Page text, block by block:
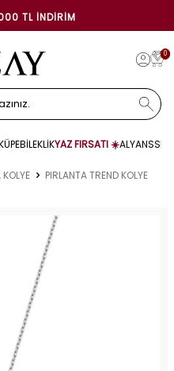
TL İNDIRIM
0
BİLEKLİKYAZ FIRSATI ☀️ALYANS
PIRLANTA TREND KOLYE